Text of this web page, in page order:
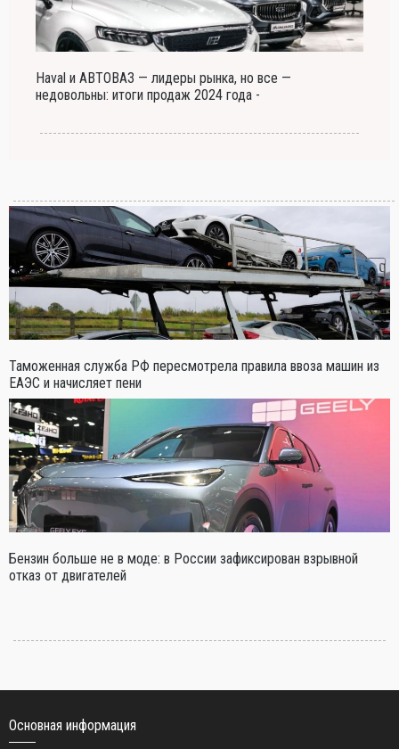
Haval и АВТОВАЗ — лидеры рынка, но все —
недовольны: итоги продаж 2024 года -
Таможенная служба РФ пересмотрела правила ввоза машин из
ЕАЭС и начисляет пени
Бензин больше не в моде: в России зафиксирован взрывной
отказ от двигателей
Основная информация